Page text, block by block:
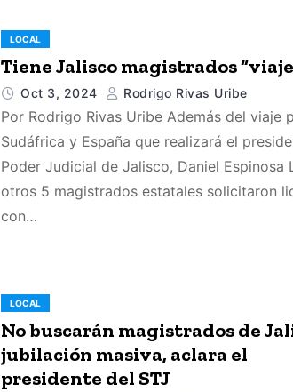
LOCAL
Tiene Jalisco magistrados
Oct 3, 2024 Rodrigo Rivas Uribe
Por Rodrigo Rivas Uribe Además del viaje
Sudáfrica y España que realizará el
Poder Judicial de Jalisco, Daniel Espinosa
otros 5 magistrados estatales solicitaron
con…
LOCAL
No buscarán magistrados de
jubilación masiva, aclara el
presidente del STJ